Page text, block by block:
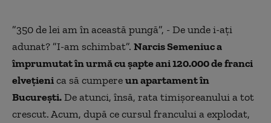
”350 de lei am în această pungă”, - De unde i-ați
adunat? ”I-am schimbat”. Narcis Semeniuc a
împrumutat în urmă cu șapte ani 120.000 de franci
elvețienica să cumpereun apartament în
București.De atunci, însă, rata timișoreanului a tot
crescut. Acum, după ce cursul francului a explodat,